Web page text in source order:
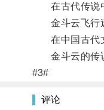
在古代传说中
金斗云飞行速
在中国古代文
金斗云的传说
#3#
评论